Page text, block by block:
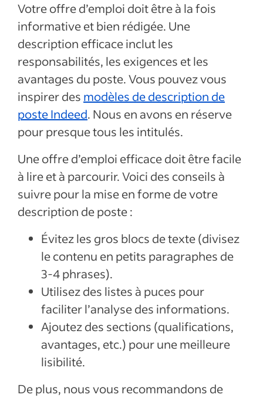
Votre offre d’emploi doit être à la fois
informative et bien rédigée. Une
description efficace inclut les
responsabilités, les exigences et les
avantages du poste. Vous pouvez vous
inspirer des modèles de description de
poste Indeed. Nous en avons en réserve
pour presque tous les intitulés.
Une offre d’emploi efficace doit être facile
à lire et à parcourir. Voici des conseils à
suivre pour la mise en forme de votre
description de poste :
Évitez les gros blocs de texte (divisez
le contenu en petits paragraphes de
3-4 phrases).
Utilisez des listes à puces pour
faciliter l’analyse des informations.
Ajoutez des sections (qualifications,
avantages, etc.) pour une meilleure
lisibilité.
De plus, nous vous recommandons de